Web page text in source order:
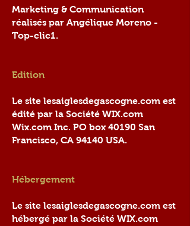
Marketing & Communication
réalisés par Angélique Moreno -
Top-clic1.
Edition
Le site lesaiglesdegascogne.com est
édité par la Société WIX.com
Wix.com Inc. PO box 40190 San
Francisco, CA 94140 USA.
Hébergement
Le site lesaiglesdegascogne.com est
hébergé par la Société WIX.com